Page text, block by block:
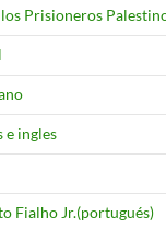
Prisioneros
e ingles
Fialho Jr.(portugués)